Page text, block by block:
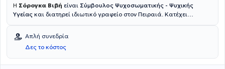
Η Σόρογκα Βιβή είναι Σύμβουλος Ψυχοσωματικής - Ψυχικής
Υγείας και διατηρεί ιδιωτικό γραφείο στον Πειραιά. Κατέχει
του Αξιολογικού Προτύπου
College με το California Metropolitan University. Εχει επίσης
ολοκληρώσει μετεκπαιδευτικό πρόγραμμα στην «Ειδική Εκπαίδευση
Εποπτείας στην Αξιολογική Συμβουλευτική» από το Κέντρο
Απλή συνεδρία
Δες το κόστος